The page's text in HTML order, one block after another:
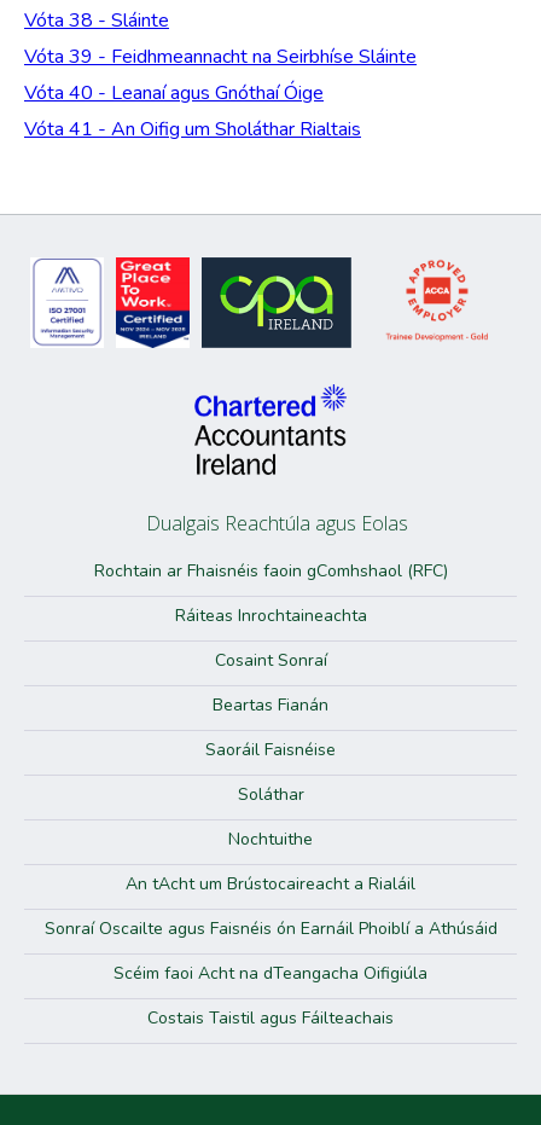
Vóta 38 - Sláinte
Vóta 39 - Feidhmeannacht na Seirbhíse Sláinte
Vóta 40 - Leanaí agus Gnóthaí Óige
Vóta 41 - An Oifig um Sholáthar Rialtais
Dualgais Reachtúla agus Eolas
Rochtain ar Fhaisnéis faoin gComhshaol (RFC)
Ráiteas Inrochtaineachta
Cosaint Sonraí
Beartas Fianán
Saoráil Faisnéise
Soláthar
Nochtuithe
An tAcht um Brústocaireacht a Rialáil
Sonraí Oscailte agus Faisnéis ón Earnáil Phoiblí a Athúsáid
Scéim faoi Acht na dTeangacha Oifigiúla
Costais Taistil agus Fáilteachais